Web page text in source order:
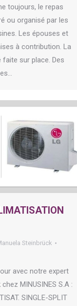
toujours, le repas
ou organisé par les
Les épouses et
à contribution. La
sur place. Des
Steinbrück
avec notre expert
MINUSINES S.A :
SINGLE-SPLIT